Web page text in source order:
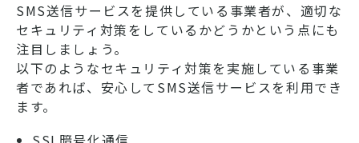
SMS送信サービスを提供している事業者が、適切な
セキュリティ対策をしているかどうかという点にも
注目しましょう。
以下のようなセキュリティ対策を実施している事業
者であれば、安心してSMS送信サービスを利用でき
ます。